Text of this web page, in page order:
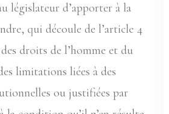
législateur d’apporter à la
qui découle de l’article 4
droits de l’homme et du
limitations liées à des
ou justifiées par